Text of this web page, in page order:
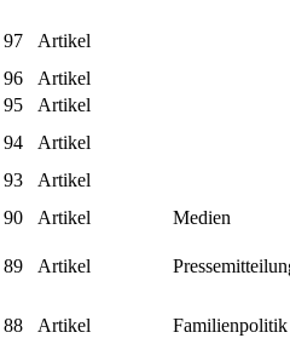
97
Artikel
96
Artikel
95
Artikel
94
Artikel
93
Artikel
90 Artikel
Medien
89 Artikel
88 Artikel Familienpolitik